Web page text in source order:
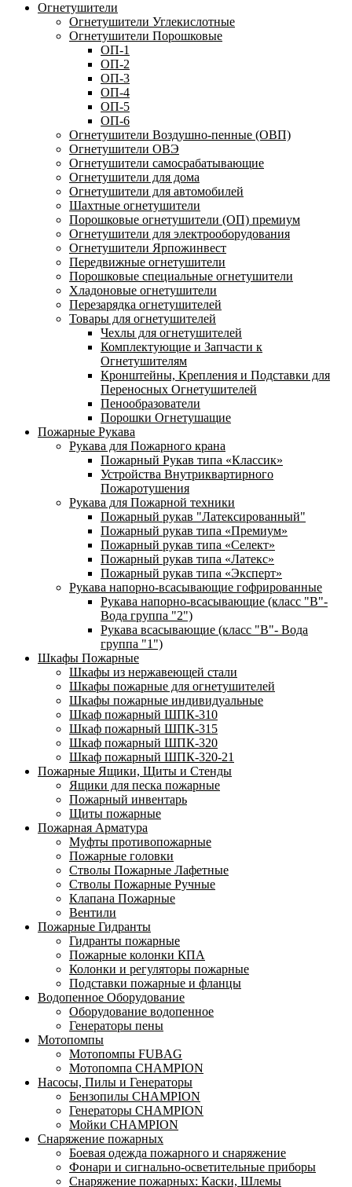
Огнетушители
Огнетушители Углекислотные
Огнетушители Порошковые
ОП-1
ОП-2
ОП-3
ОП-4
ОП-5
ОП-6
Огнетушители Воздушно-пенные (ОВП)
Огнетушители ОВЭ
Огнетушители самосрабатывающие
Огнетушители для дома
Огнетушители для автомобилей
Шахтные огнетушители
Порошковые огнетушители (ОП) премиум
Огнетушители для электрооборудования
Огнетушители Ярпожинвест
Передвижные огнетушители
Порошковые специальные огнетушители
Хладоновые огнетушители
Перезарядка огнетушителей
Товары для огнетушителей
Чехлы для огнетушителей
Комплектующие и Запчасти к
Огнетушителям
Кронштейны, Крепления и Подставки для
Переносных Огнетушителей
Пенообразователи
Порошки Огнетушащие
Пожарные Рукава
Рукава для Пожарного крана
Пожарный Рукав типа «Классик»
Устройства Внутриквартирного
Пожаротушения
Рукава для Пожарной техники
Пожарный рукав "Латексированный"
Пожарный рукав типа «Премиум»
Пожарный рукав типа «Селект»
Пожарный рукав типа «Латекс»
Пожарный рукав типа «Эксперт»
Рукава напорно-всасывающие гофрированные
Рукава напорно-всасывающие (класс "В"-
Вода группа "2")
Рукава всасывающие (класс "В"- Вода
группа "1")
Шкафы Пожарные
Шкафы из нержавеющей стали
Шкафы пожарные для огнетушителей
Шкафы пожарные индивидуальные
Шкаф пожарный ШПК-310
Шкаф пожарный ШПК-315
Шкаф пожарный ШПК-320
Шкаф пожарный ШПК-320-21
Пожарные Ящики, Щиты и Стенды
Ящики для песка пожарные
Пожарный инвентарь
Щиты пожарные
Пожарная Арматура
Муфты противопожарные
Пожарные головки
Стволы Пожарные Лафетные
Стволы Пожарные Ручные
Клапана Пожарные
Вентили
Пожарные Гидранты
Гидранты пожарные
Пожарные колонки КПА
Колонки и регуляторы пожарные
Подставки пожарные и фланцы
Водопенное Оборудование
Оборудование водопенное
Генераторы пены
Мотопомпы
Мотопомпы FUBAG
Мотопомпа CHAMPION
Насосы, Пилы и Генераторы
Бензопилы CHAMPION
Генераторы CHAMPION
Мойки CHAMPION
Снаряжение пожарных
Боевая одежда пожарного и снаряжение
Фонари и сигнально-осветительные приборы
Снаряжение пожарных: Каски, Шлемы